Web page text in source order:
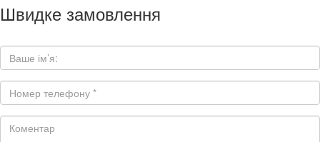
Швидке замовлення